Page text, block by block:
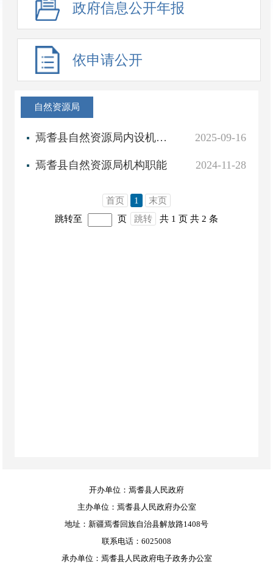
政府信息公开年报
依申请公开
自然资源局
2025-09-16
焉耆县自然资源局内设机构及下属事业单位工作职能
2024-11-28
焉耆县自然资源局机构职能
首页 1
末页
跳转至
页 跳转 共 1 页 共 2 条
开办单位：焉耆县人民政府
主办单位：焉耆县人民政府办公室
地址：新疆焉耆回族自治县解放路1408号
联系电话：6025008
承办单位：焉耆县人民政府电子政务办公室